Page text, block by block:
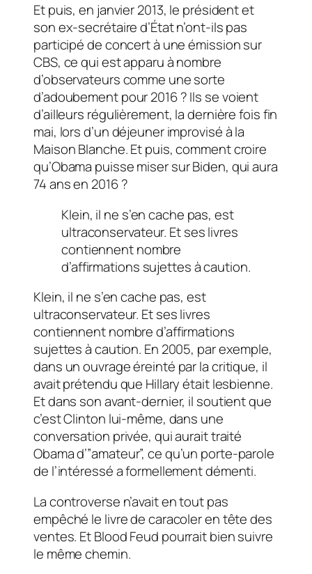
Et puis, en janvier 2013, le président et
son ex-secrétaire d’État n’ont-ils pas
participé de concert à une émission sur
CBS, ce qui est apparu à nombre
d’observateurs comme une sorte
d’adoubement pour 2016 ? Ils se voient
d’ailleurs régulièrement, la dernière fois fin
mai, lors d’un déjeuner improvisé à la
Maison Blanche. Et puis, comment croire
qu’Obama puisse miser sur Biden, qui aura
74 ans en 2016 ?
Klein, il ne s’en cache pas, est
ultraconservateur. Et ses livres
contiennent nombre
d’affirmations sujettes à caution.
Klein, il ne s’en cache pas, est
ultraconservateur. Et ses livres
contiennent nombre d’affirmations
sujettes à caution. En 2005, par exemple,
dans un ouvrage éreinté par la critique, il
avait prétendu que Hillary était lesbienne.
Et dans son avant-dernier, il soutient que
c’est Clinton lui-même, dans une
conversation privée, qui aurait traité
Obama d’”amateur”, ce qu’un porte-parole
de l’intéressé a formellement démenti.
La controverse n’avait en tout pas
empêché le livre de caracoler en tête des
ventes. EtBlood Feud pourrait bien suivre
le même chemin.